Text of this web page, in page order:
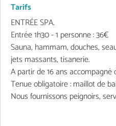
Tarifs
ENTRÉE SPA.
Entrée 1h30 - 1 personne : 36€
Sauna, hammam, douches,
jets massants, tisanerie.
A partir de 16 ans accompagné
Tenue obligatoire : maillot de
Nous fournissons peignoirs,